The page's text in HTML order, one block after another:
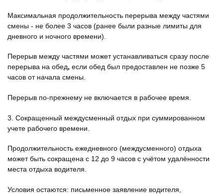
Максимальная продолжительность перерыва между частями
смены - не более 3 часов (ранее были разные лимиты для
дневного и ночного времени).
Перерыв между частями может устанавливаться сразу после
перерыва на обед, если обед был предоставлен не позже 5
часов от начала смены.
Перерыв по-прежнему не включается в рабочее время.
3. Сокращенный междусменный отдых при суммированном
учете рабочего времени.
Продолжительность ежедневного (междусменного) отдыха
может быть сокращена с 12 до 9 часов с учётом удалённости
места отдыха водителя.
Условия остаются: письменное заявление водителя,